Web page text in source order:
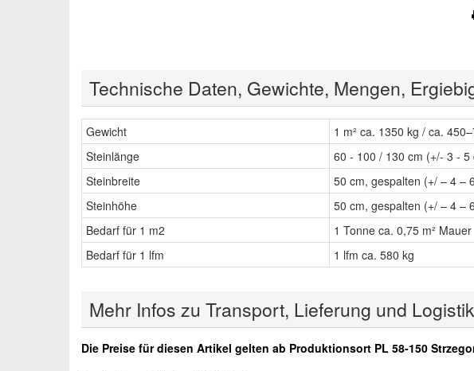
Technische Daten, Gewichte, Mengen,
Gewicht
1 m² ca. 1350 kg / ca.
Steinlänge
60 - 100 / 130 cm (+/- 3 - 5
Steinbreite
50 cm, gespalten (+/ – 4 –
Steinhöhe
50 cm, gespalten (+/ – 4 –
Bedarf für 1 m2
1 Tonne ca. 0,75 m² Mauer
Bedarf für 1 lfm
1 lfm ca. 580 kg
Mehr Infos zu Transport, Lieferung und Logistik
Die Preise für diesen Artikel gelten ab Produktionsort PL 58-150